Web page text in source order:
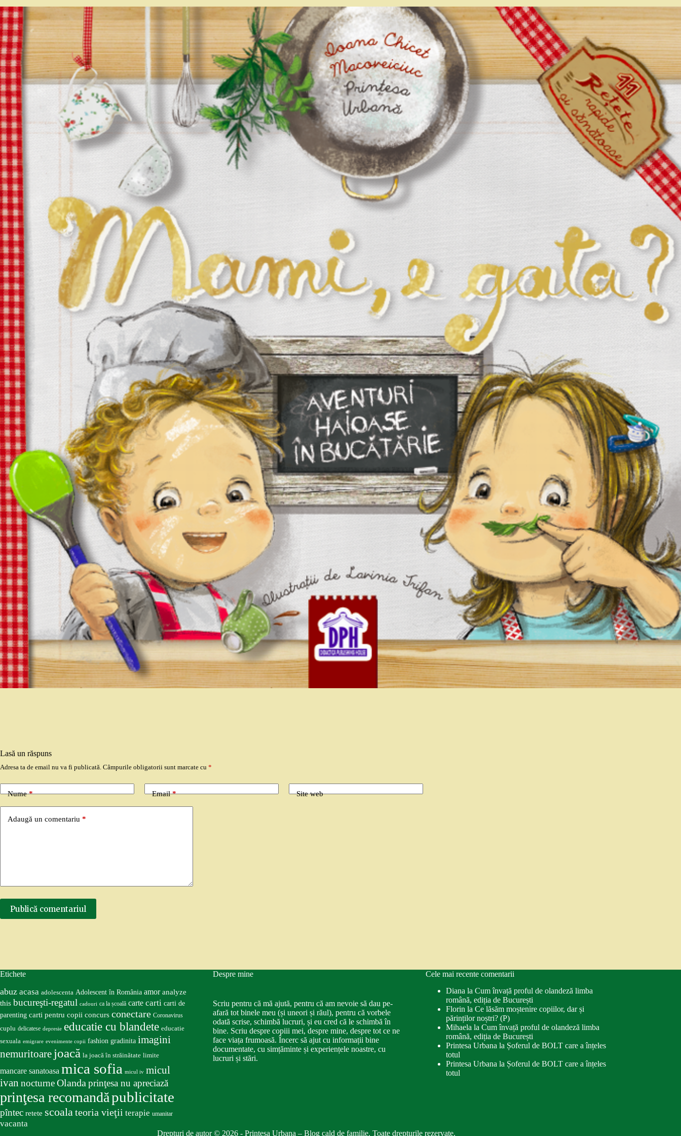
Lasă un răspuns
Adresa ta de email nu va fi publicată. Câmpurile obligatorii sunt marcate cu *
Nume* Email* Site web
Adaugă un comentariu *
Publică comentariul
Etichete
abuz acasa adolescenta Adolescent în România amor analyze
this bucureşti-regatul cadouri ca la școală carte carti carti de
parenting carti pentru copii concurs conectare Coronavirus
cuplu delicatese depresie educatie cu blandete educatie
sexuala emigrare evenimente copii fashion gradinita imagini
nemuritoare joacă la joacă în străinătate limite
mancare sanatoasa mica sofia micul iv micul
ivan nocturneOlanda prinţesa nu apreciază
prinţesa recomandăpublicitate
pîntec retete scoalateoria vieţii terapie umanitar
vacanta
Despre mine
Scriu pentru că mă ajută, pentru că am nevoie să dau pe-
afară tot binele meu (și uneori și răul), pentru că vorbele
odată scrise, schimbă lucruri, și eu cred că le schimbă în
bine. Scriu despre copiii mei, despre mine, despre tot ce ne
face viața frumoasă. Încerc să ajut cu informații bine
documentate, cu simțăminte și experiențele noastre, cu
lucruri și stări.
Cele mai recente comentarii
Diana la Cum învață proful de olandeză limba
română, ediția de București
Florin la Ce lăsăm moștenire copiilor, dar și
părinților noștri? (P)
Mihaela la Cum învață proful de olandeză limba
română, ediția de București
Printesa Urbana la Șoferul de BOLT care a înțeles
totul
Printesa Urbana la Șoferul de BOLT care a înțeles
totul
Drepturi de autor © 2026 - Printesa Urbana – Blog cald de familie. Toate drepturile rezervate.